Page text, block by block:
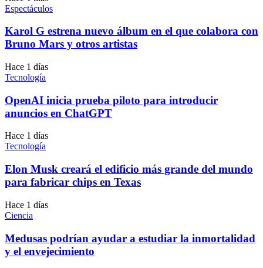
Espectáculos
Karol G estrena nuevo álbum en el que colabora con
Bruno Mars y otros artistas
Hace 1 días
Tecnología
OpenAI inicia prueba piloto para introducir
anuncios en ChatGPT
Hace 1 días
Tecnología
Elon Musk creará el edificio más grande del mundo
para fabricar chips en Texas
Hace 1 días
Ciencia
Medusas podrían ayudar a estudiar la inmortalidad
y el envejecimiento